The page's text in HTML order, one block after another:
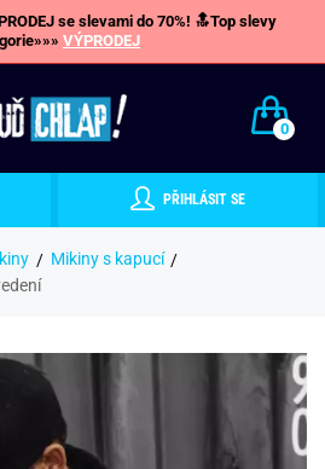
se slevami do 70%! 🔝Top slevy
VÝPRODEJ
0
PŘIHLÁSIT SE
Mikiny s kapucí